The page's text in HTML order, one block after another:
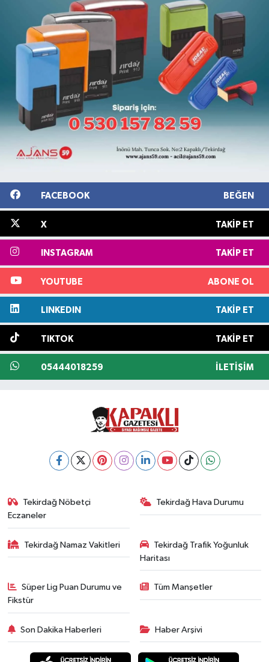
FACEBOOK BEĞEN
X TAKIP ET
INSTAGRAM TAKIP ET
YOUTUBE ABONE OL
LINKEDIN TAKIP ET
TIKTOK TAKIP ET
05444018259 İLETIŞIM
Tekirdağ Nöbetçi
Eczaneler
Tekirdağ Hava Durumu
Tekirdağ Namaz Vakitleri
Tekirdağ Trafik Yoğunluk
Haritası
Süper Lig Puan Durumu ve
Fikstür
Tüm Manşetler
Son Dakika Haberleri Haber Arşivi